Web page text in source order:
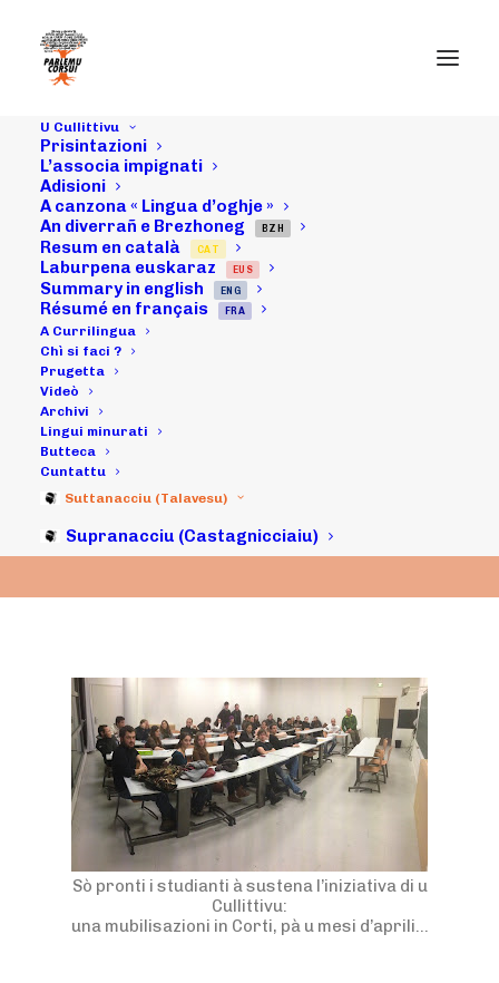
U Cullittivu
Prisintazioni
L’associa impignati
Adisioni
A canzona « Lingua d’oghje »
An diverrañ e Brezhoneg
BZH
Resum en català CAT
Laburpena euskaraz EUS
Summary in english ENG
Résumé en français FRA
A Currilingua
Chì si faci ?
Prugetta
Videò
Archivi
Lingui minurati
Butteca
Cuntattu
Suttanacciu (Talavesu)
Supranacciu (Castagnicciaiu)
Màrcuri u 16 di
ghjinnaghju
2013 : scontru
cù i studianti in
Sò pronti i studianti à sustena l’iniziativa di u
Cullittivu:
una mubilisazioni in Corti, pà u mesi d’aprili…